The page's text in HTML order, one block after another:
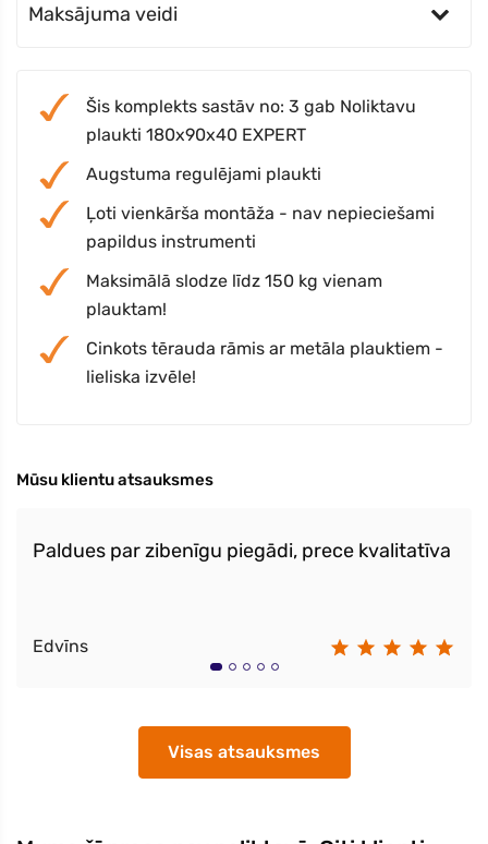
Maksājuma veidi
Šis komplekts sastāv no: 3 gab Noliktavu
plaukti 180x90x40 EXPERT
Augstuma regulējami plaukti
Ļoti vienkārša montāža - nav nepieciešami
papildus instrumenti
Maksimālā slodze līdz 150 kg vienam
plauktam!
Cinkots tērauda rāmis ar metāla plauktiem -
lieliska izvēle!
Mūsu klientu atsauksmes
Paldues par zibenīgu piegādi, prece kvalitatīva
Edvīns
Visas atsauksmes